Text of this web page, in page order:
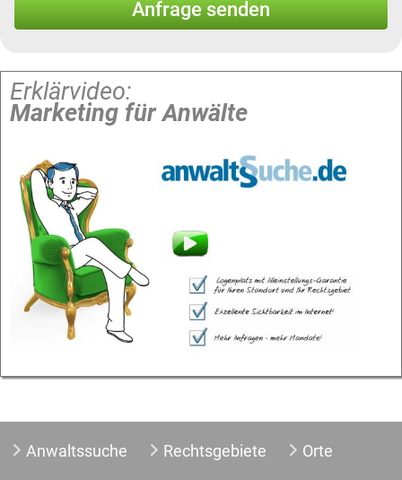
Erklärvideo:
Marketing für Anwälte
Anwaltssuche Rechtsgebiete
Orte